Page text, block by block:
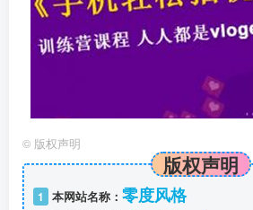
© 版权声明
版权声明
1 本网站名称： 零度风格